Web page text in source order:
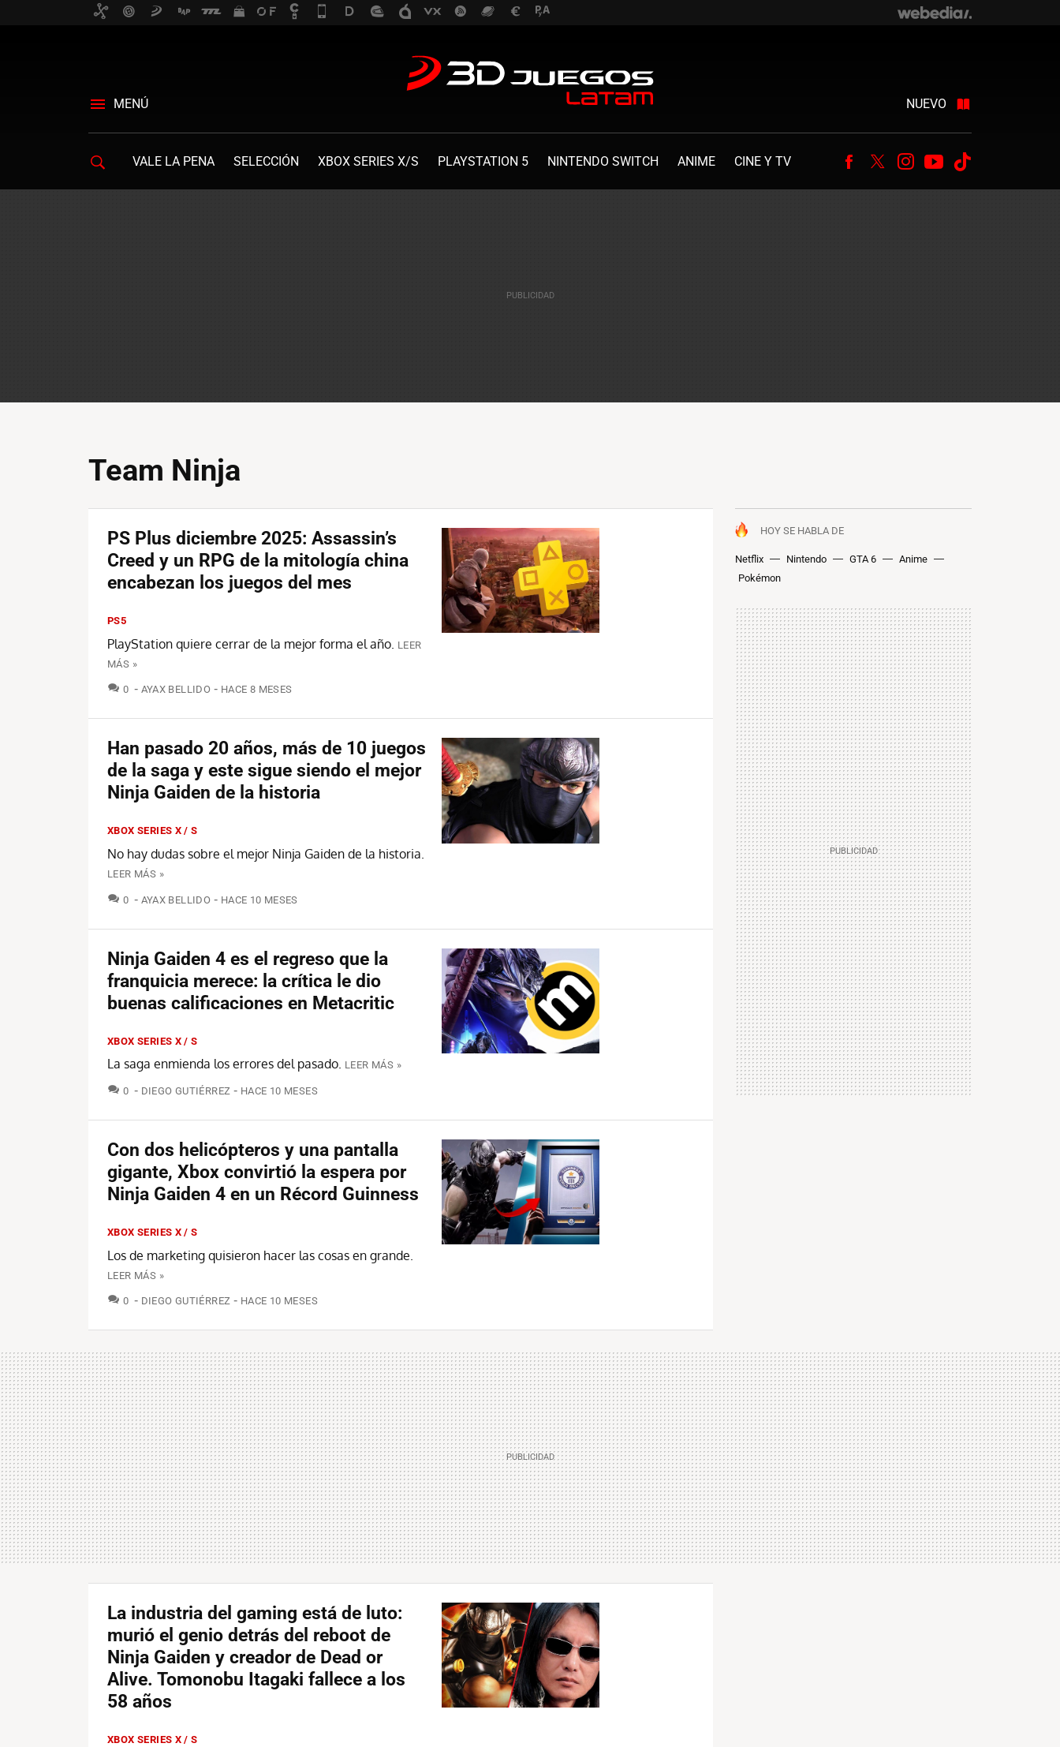
MENÚ NUEVO
VALE LA PENA SELECCIÓN XBOX SERIES X/S PLAYSTATION 5 NINTENDO SWITCH ANIME CINE Y TV Facebook
TwitterInstagram
Youtube
Team Ninja
HOY SE HABLA DE
Netflix Nintendo GTA 6
Anime
Pokémon
PS Plus diciembre 2025: Assassin’s
Creed y un RPG de la mitología china
encabezan los juegos del mes
PS5
PlayStation quiere cerrar de la mejor forma el año. LEER
MÁS »
0 COMENTARIOS
AYAX BELLIDO HACE 8 MESES
Han pasado 20 años, más de 10 juegos
de la saga y este sigue siendo el mejor
Ninja Gaiden de la historia
XBOX SERIES X / S
No hay dudas sobre el mejor Ninja Gaiden de la historia.
LEER MÁS »
0 COMENTARIOS
AYAX BELLIDO HACE 10 MESES
Ninja Gaiden 4 es el regreso que la
franquicia merece: la crítica le dio
buenas calificaciones en Metacritic
XBOX SERIES X / S
La saga enmienda los errores del pasado. LEER MÁS »
0 COMENTARIOS
DIEGO GUTIÉRREZ HACE 10 MESES
Con dos helicópteros y una pantalla
gigante, Xbox convirtió la espera por
Ninja Gaiden 4 en un Récord Guinness
XBOX SERIES X / S
Los de marketing quisieron hacer las cosas en grande.
LEER MÁS »
0 COMENTARIOS
DIEGO GUTIÉRREZ HACE 10 MESES
La industria del gaming está de luto:
murió el genio detrás del reboot de
Ninja Gaiden y creador de Dead or
Alive. Tomonobu Itagaki fallece a los
58 años
XBOX SERIES X / S